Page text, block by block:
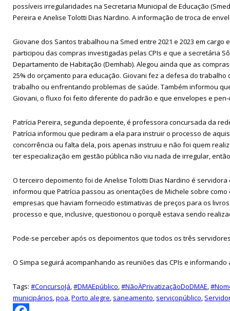
possíveis irregularidades na Secretaria Municipal de Educação
Pereira e Anelise Tolotti Dias Nardino. A informação de troca de
Giovane dos Santos trabalhou na Smed entre 2021 e 2023 em
participou das compras investigadas pelas CPIs e que a secretária
Departamento de Habitação (Demhab). Alegou ainda que as
25% do orçamento para educação. Giovani fez a defesa do
trabalho ou enfrentando problemas de saúde. Também informou
Giovani, o fluxo foi feito diferente do padrão e que envelopes e
Patrícia Pereira, segunda depoente, é professora concursada da
Patrícia informou que pediram a ela para instruir o processo de
concorrência ou falta dela, pois apenas instruiu e não foi quem
ter especialização em gestão pública não viu nada de irregular,
O terceiro depoimento foi de Anelise Tolotti Dias Nardino é
informou que Patrícia passou as orientações de Michele sobre
empresas que haviam fornecido estimativas de preços para os
processo e que, inclusive, questionou o porquê estava sendo
Pode-se perceber após os depoimentos que todos os três
O Simpa seguirá acompanhando as reuniões das CPIs e
Tags:#ConcursoJá,#DMAEpúblico,#NãoÀPrivatizaçãoDoDMAE,
municipários,poa,Porto alegre, saneamento, serviçopúblico,